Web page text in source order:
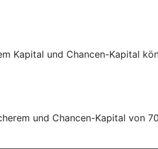
Kapital und Chancen-Kapital
und Chancen-Kapital von